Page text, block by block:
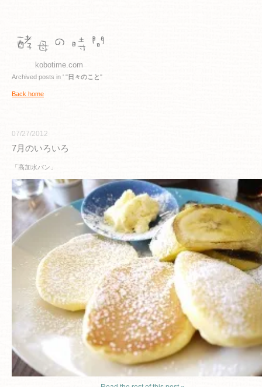
kobotime.com
Archived posts in ' " 日々のこと"
Back home
7月のいろいろ
07/27/2012
「高加水パン」